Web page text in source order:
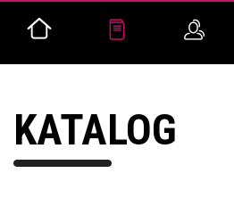
KATALOG